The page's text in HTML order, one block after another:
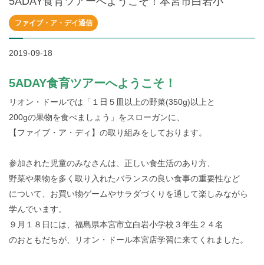
ファイブ・ア・デイ通信
2019-09-18
5ADAY食育ツアーへようこそ！
リオン・ドールでは「１日５皿以上の野菜(350g)以上と
200gの果物を食べましょう」をスローガンに、
【ファイブ・ア・ディ】の取り組みをしております。
参加された児童のみなさんは、正しい食生活のあり方、
野菜や果物を多く取り入れたバランスの良い食事の重要性など
について、お買い物ゲームやサラダづくりを通して楽しみながら
学んでいます。
９月１８日には、福島県本宮市立白岩小学校３年生２４名
のおともだちが、リオン・ドール本宮店学習に来てくれました。